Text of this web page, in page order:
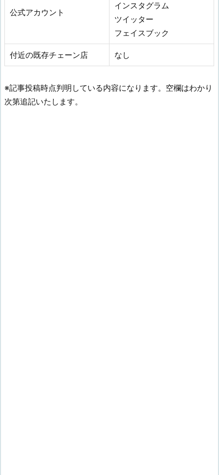
公式アカウント
インスタグラム
ツイッター
フェイスブック
付近の既存チェーン店 なし
※記事投稿時点判明している内容になります。空欄はわかり
次第追記いたします。